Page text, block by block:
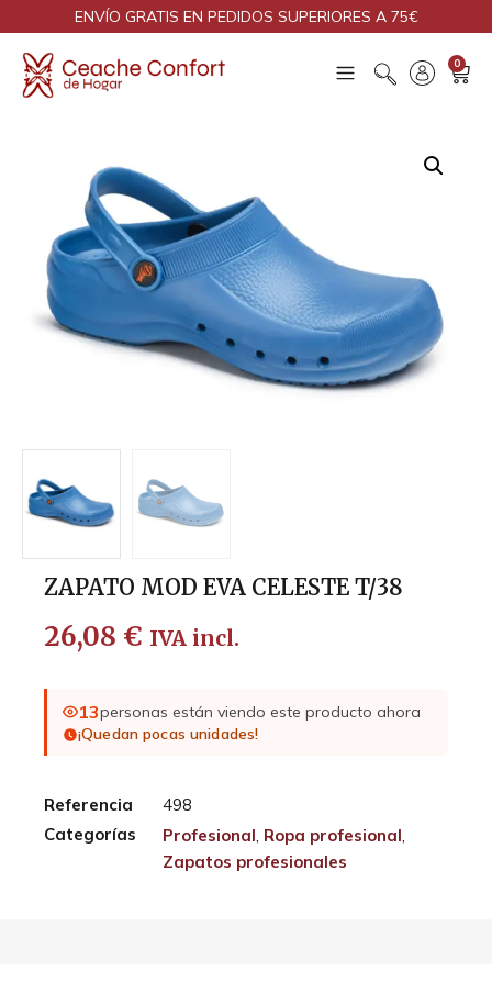
ENVÍO GRATIS EN PEDIDOS SUPERIORES A 75€
0
ZAPATO MOD EVA CELESTE T/38
26,08 € IVA incl.
13personas están viendo este producto ahora
¡Quedan pocas unidades!
Referencia
498
Categorías
Profesional, Ropa profesional,
Zapatos profesionales